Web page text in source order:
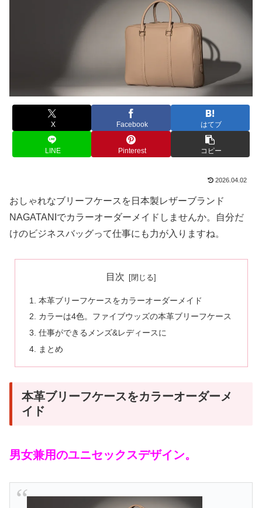
X Facebook はてブ
LINE Pinterest コピー
2026.04.02
おしゃれなブリーフケースを日本製レザーブランド
NAGATANIでカラーオーダーメイドしませんか。自分だ
けのビジネスバッグって仕事にも力が入りますね。
目次
本革ブリーフケースをカラーオーダーメイド
カラーは4色。ファイブウッズの本革ブリーフケース
仕事ができるメンズ&レディースに
まとめ
本革ブリーフケースをカラーオーダーメ
イド
男女兼用のユニセックスデザイン。